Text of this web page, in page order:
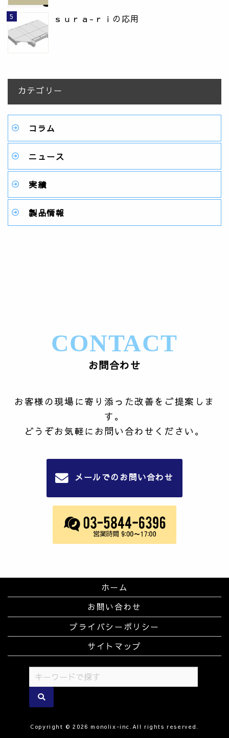
ｓｕｒａ-ｒｉの応用
カテゴリー
コラム
ニュース
実績
製品情報
CONTACT
お問合わせ
お客様の現場に寄り添った改善をご提案しま
す。
どうぞお気軽にお問い合わせください。
メールでのお問い合わせ
ホーム
お問い合わせ
プライバシーポリシー
サイトマップ
Copyright © 2026 monolix-inc.All rights reserved.